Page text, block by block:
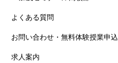
よくある質問
お問い合わせ・無料体験授業申
求人案内